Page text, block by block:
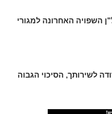
השפויה האחרונה למגורי
לשירותך, הסיכוי הגבוה